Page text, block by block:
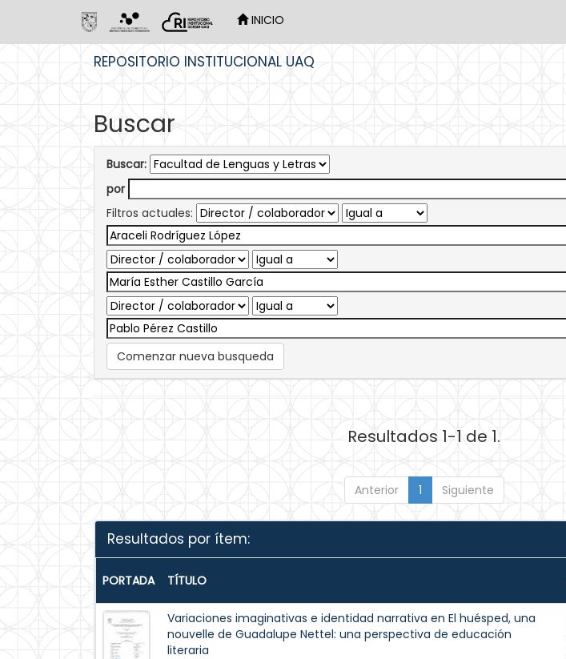
INICIO
REPOSITORIO INSTITUCIONAL UAQ
Buscar
Buscar:
por
Filtros actuales:
Comenzar nueva busqueda
Resultados 1-1 de 1.
Anterior 1 Siguiente
Resultados por ítem:
PORTADA TÍTULO
Variaciones imaginativas e identidad narrativa en El huésped, una
nouvelle de Guadalupe Nettel: una perspectiva de educación
literaria